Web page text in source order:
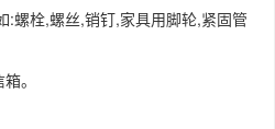
栓,螺丝,销钉,家具用脚轮,紧固管
。